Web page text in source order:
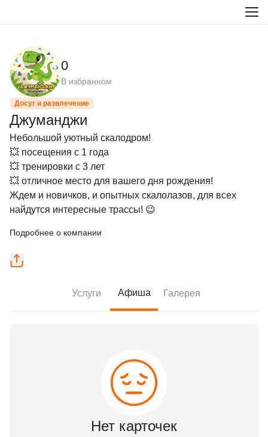
0
В избранном
Досуг и развлечение
Джуманджи
Небольшой уютный скалодром!
💥 посещения с 1 года
💥 тренировки с 3 лет
💥 отличное место для вашего дня рождения!
Ждем и новичков, и опытных скалолазов, для всех
найдутся интересные трассы! 😉
Подробнее о компании
Услуги Афиша Галерея
Нет карточек